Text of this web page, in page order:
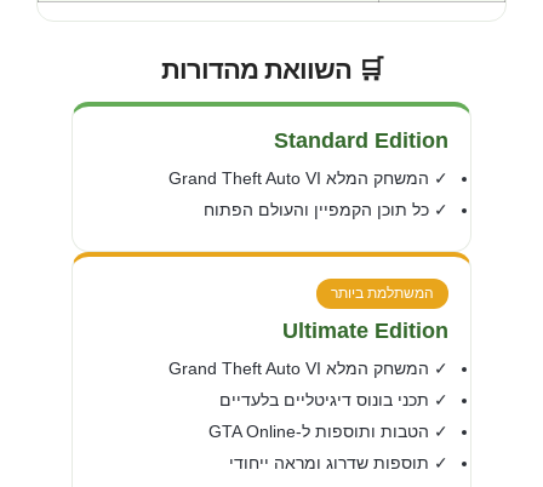
🛒 השוואת מהדורות
Standard Edition
✓ המשחק המלא Grand Theft Auto VI
✓ כל תוכן הקמפיין והעולם הפתוח
המשתלמת ביותר
Ultimate Edition
✓ המשחק המלא Grand Theft Auto VI
✓ תכני בונוס דיגיטליים בלעדיים
✓ הטבות ותוספות ל-GTA Online
✓ תוספות שדרוג ומראה ייחודי